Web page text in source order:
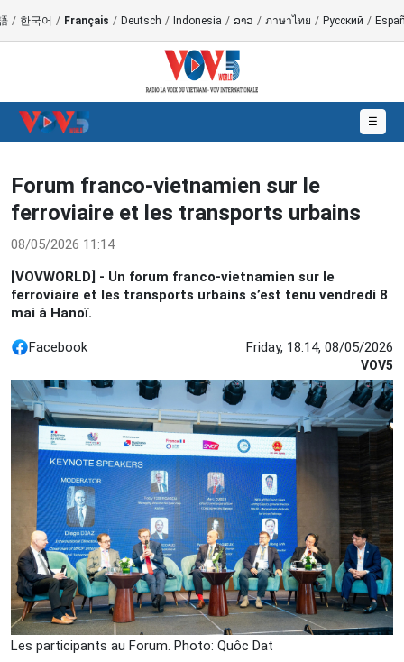
/ 한국어 / Français / Deutsch / Indonesia / ລາວ / ภาษาไทย / Русский /
☰
Forum franco-vietnamien sur le
ferroviaire et les transports urbains
08/05/2026 11:14
[VOVWORLD] - Un forum franco-vietnamien sur le
ferroviaire et les transports urbains s’est tenu vendredi 8
mai à Hanoï.
Facebook Friday, 18:14, 08/05/2026
VOV5
Les participants au Forum. Photo: Quôc Dat